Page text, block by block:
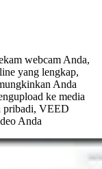
webcam Anda,
yang lengkap,
Anda
ke media
pribadi, VEED
Anda